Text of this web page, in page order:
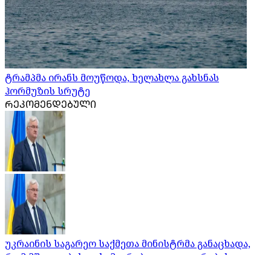
ტრამპმა ირანს მოუწოდა, ხელახლა გახსნას
ჰორმუზის სრუტე
ᲠᲔᲙᲝᲛᲔᲜᲓᲔᲑᲣᲚᲘ
უკრაინის საგარეო საქმეთა მინისტრმა განაცხადა,